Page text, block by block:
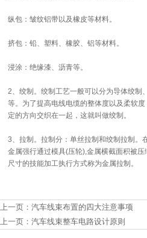
纵包：皱纹铝带以及橡皮等材料。
挤包：铅、塑料、橡胶、铝等材料。
浸涂：绝缘漆、沥青等。
2、绞制。绞制工艺一般可以分为导体绞制
等。为了提高电线电缆的整体度以及柔软
定的方向交织在一起，这就叫做绞制。
3、拉制。拉制分：单丝拉制和绞制拉制。
金属强行通过模具(压轮),金属横截面积被
尺寸的技能加工执行方式称为金属拉制。
上一页： 汽车线束布置的四大注意事项
上一页： 汽车线束整车电路设计原则